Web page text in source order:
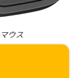
ウス